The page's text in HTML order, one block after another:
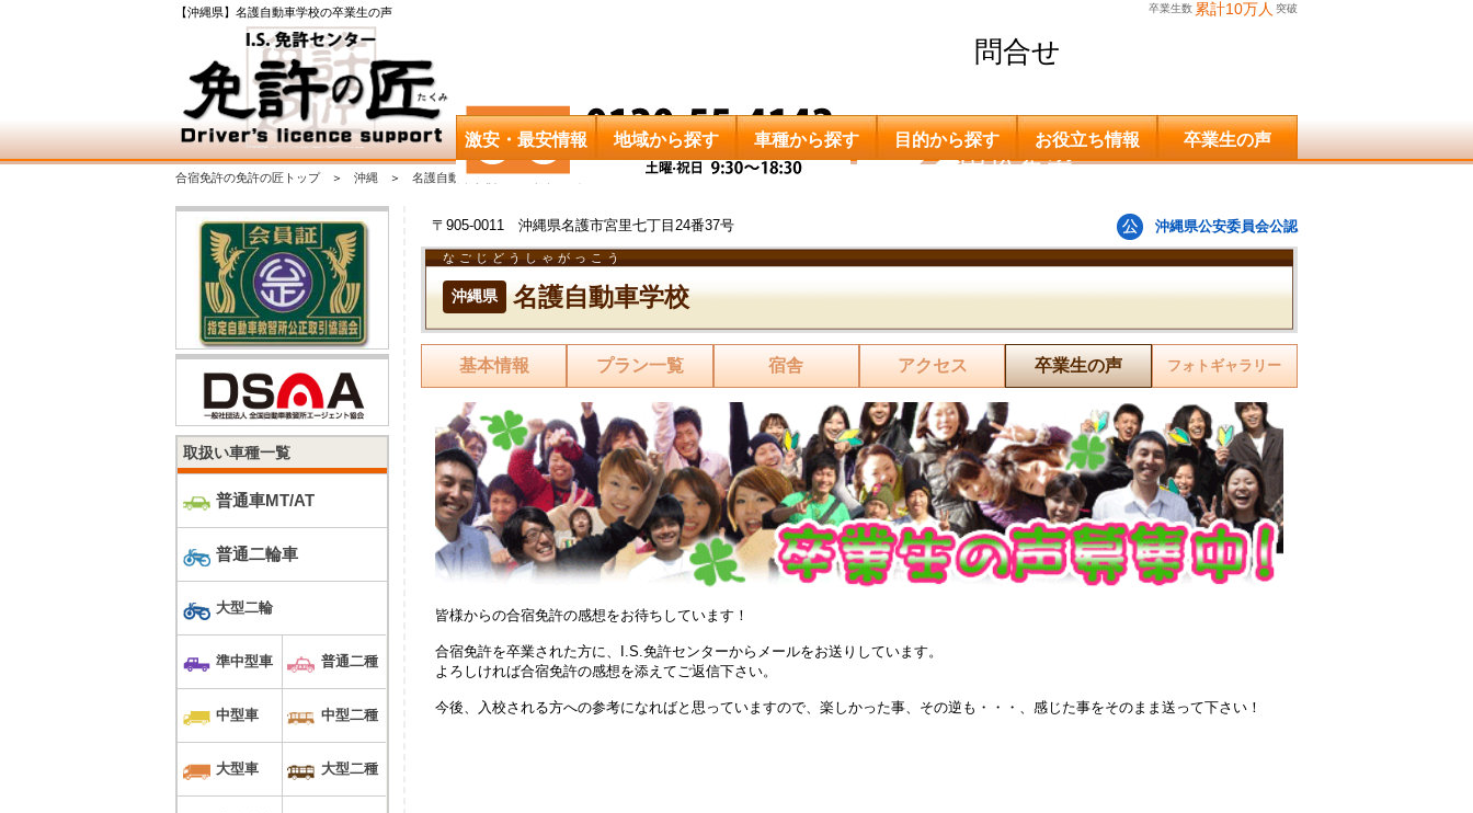
【沖縄県】名護自動車学校の卒業生の声 卒業生数 累計10万人 突破
問合せ
申込希望
激安・最安情報 地域から探す 車種から探す 目的から探す お役立ち情報 卒業生の声
合宿免許の免許の匠トップ 沖縄 名護自動車学校 卒業生の声
〒905-0011 沖縄県名護市宮里七丁目24番37号 沖縄県公安委員会公認
沖縄県 名護自動車学校
なごじどうしゃがっこう
基本情報 プラン一覧 宿舎 アクセス 卒業生の声 フォトギャラリー
皆様からの合宿免許の感想をお待ちしています！
合宿免許を卒業された方に、I.S.免許センターからメールをお送りしています。
よろしければ合宿免許の感想を添えてご返信下さい。
今後、入校される方への参考になればと思っていますので、楽しかった事、その逆も・・・、感じた事をそのまま送って下さい！
取扱い車種一覧
普通車MT/AT
普通二輪車
大型二輪
準中型車 普通二種
中型車 中型二種
大型車 大型二種